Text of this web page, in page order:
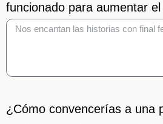
funcionado para aumentar
¿Cómo convencerías a una